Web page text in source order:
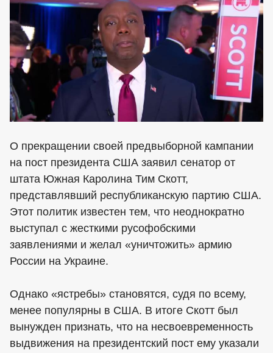
О прекращении своей предвыборной кампании
на пост президента США заявил сенатор от
штата Южная Каролина Тим Скотт,
представлявший республиканскую партию США.
Этот политик известен тем, что неоднократно
выступал с жесткими русофобскими
заявлениями и желал «уничтожить» армию
России на Украине.
Однако «ястребы» становятся, судя по всему,
менее популярны в США. В итоге Скотт был
вынужден признать, что на несвоевременность
выдвижения на президентский пост ему указали